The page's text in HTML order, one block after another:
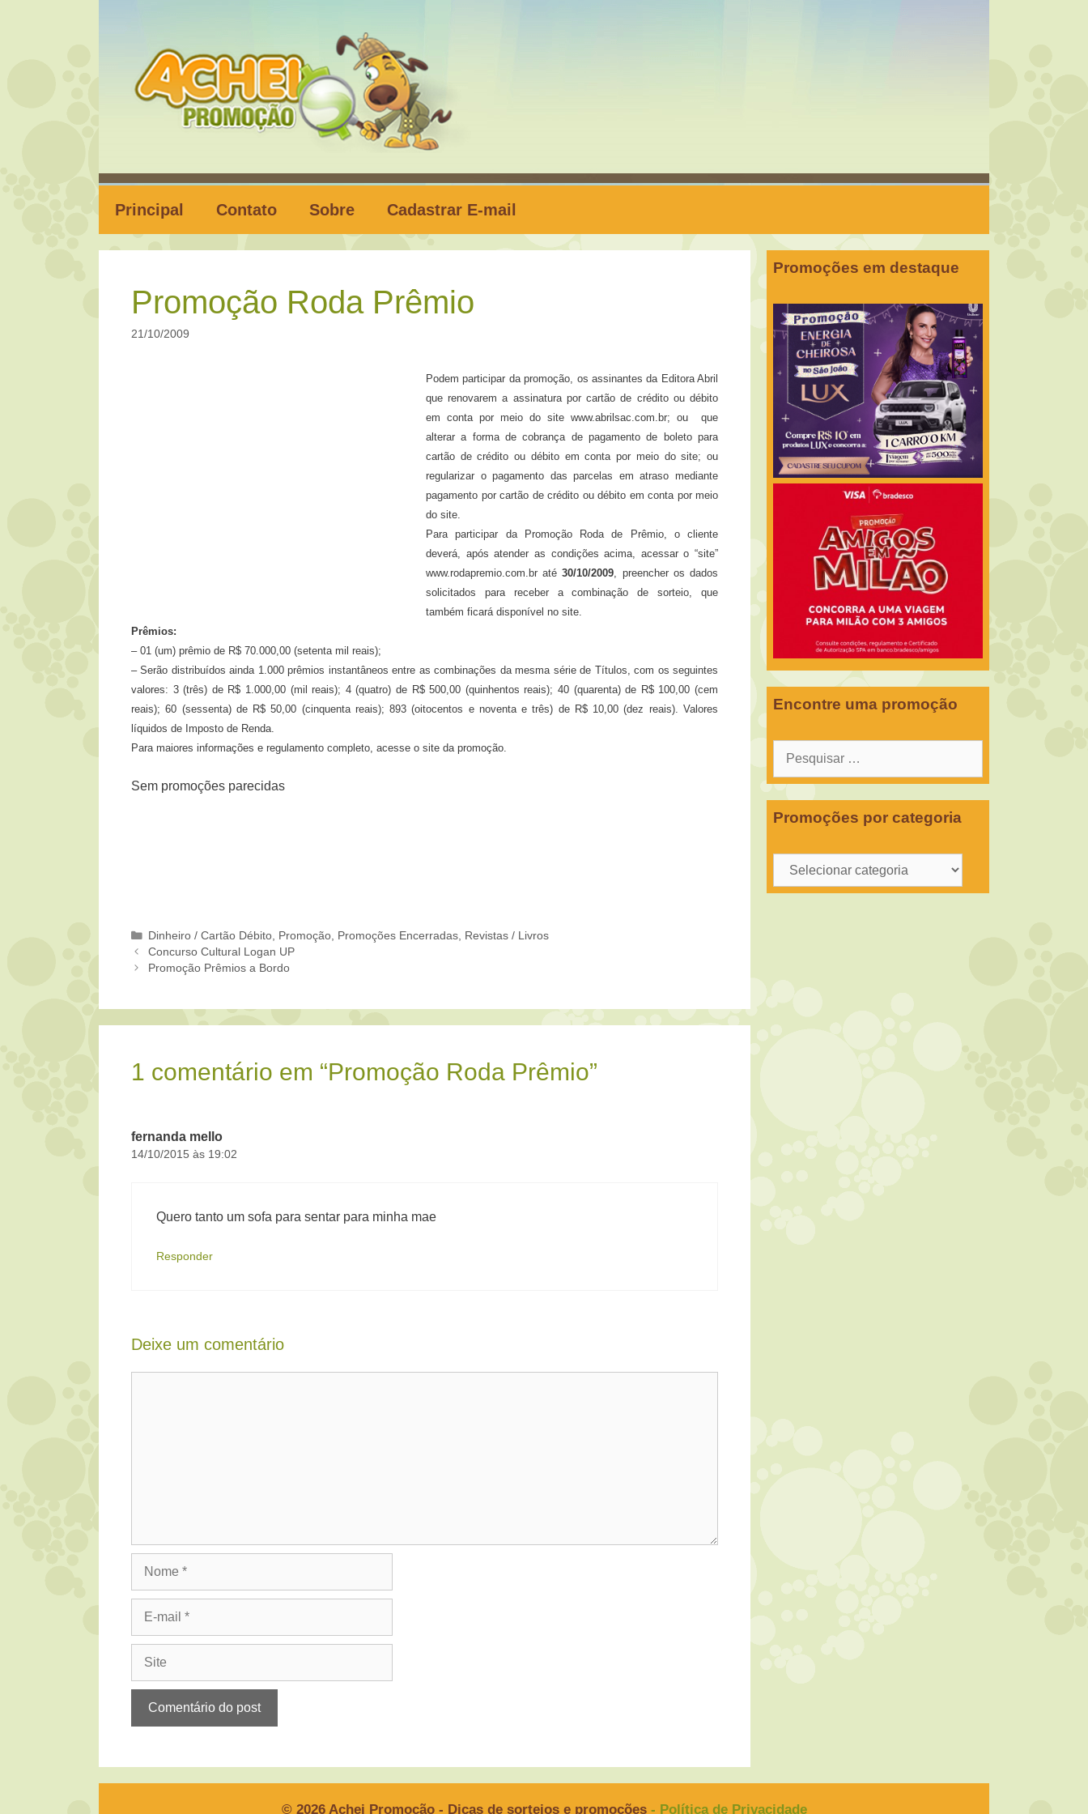
Principal Contato Sobre Cadastrar E-mail
Promoção Roda Prêmio
21/10/2009
Podem participar da promoção, os assinantes da Editora Abril
que renovarem a assinatura por cartão de crédito ou débito
em conta por meio do site www.abrilsac.com.br; ou
que
alterar a forma de cobrança de pagamento de boleto para
cartão de crédito ou débito em conta por meio do site; ou
regularizar o pagamento das parcelas em atraso mediante
pagamento por cartão de crédito ou débito em conta por meio
do site.
Para participar da Promoção Roda de Prêmio, o cliente
deverá, após atender as condições acima, acessar o “site”
www.rodapremio.com.br até30/10/2009, preencher os dados
solicitados para receber a combinação de sorteio, que
também ficará disponível no site.
Prêmios:
– 01 (um) prêmio de R$ 70.000,00 (setenta mil reais);
– Serão distribuídos ainda 1.000 prêmios instantâneos entre as combinações da mesma série de Títulos, com os seguintes
valores: 3 (três) de R$ 1.000,00 (mil reais); 4 (quatro) de R$ 500,00 (quinhentos reais); 40 (quarenta) de R$ 100,00 (cem
reais); 60 (sessenta) de R$ 50,00 (cinquenta reais); 893 (oitocentos e noventa e três) de R$ 10,00 (dez reais). Valores
líquidos de Imposto de Renda.
Para maiores informações e regulamento completo, acesse o site da promoção.
Sem promoções parecidas
Categorias
Dinheiro / Cartão Débito Promoção Promoções Encerradas Revistas / Livros
Concurso Cultural Logan UP
Promoção Prêmios a Bordo
1 comentário em “Promoção Roda Prêmio”
fernanda mello
14/10/2015 às 19:02
Quero tanto um sofa para sentar para minha mae
Responder
Deixe um comentário
Promoções em destaque
Encontre uma promoção
Pesquisar
Promoções por categoria
Promoções
por
© 2026 Achei Promoção - Dicas de sorteios e promoções - Política de Privacidade